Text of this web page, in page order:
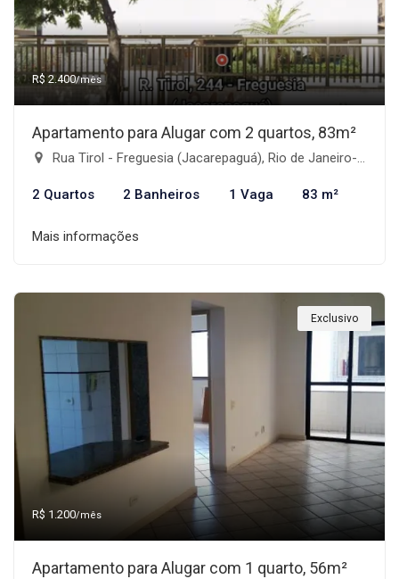
R$ 2.400/mês
Apartamento para Alugar com 2 quartos, 83m²
Rua Tirol - Freguesia (Jacarepaguá), Rio de Janeiro-RJ
2 Quartos 2 Banheiros 1 Vaga 83 m²
Mais informações
Exclusivo
R$ 1.200/mês
Apartamento para Alugar com 1 quarto, 56m²